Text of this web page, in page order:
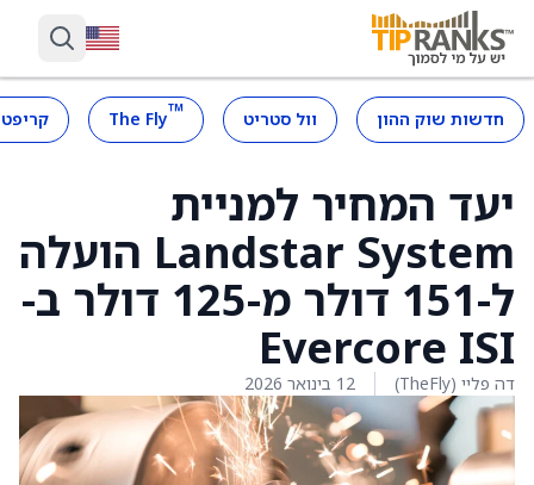
חדשות שוק ההון וול סטריט ™
The Fly
יעד המחיר למניית
Landstar System הועלה
ל-151 דולר מ-125 דולר ב-
Evercore ISI
דה פליי (TheFly) 12 בינואר 2026